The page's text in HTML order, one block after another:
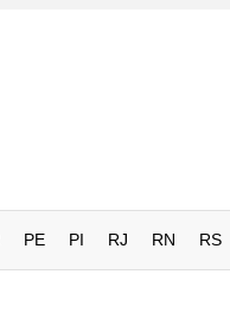
PE PI RJ RN RS